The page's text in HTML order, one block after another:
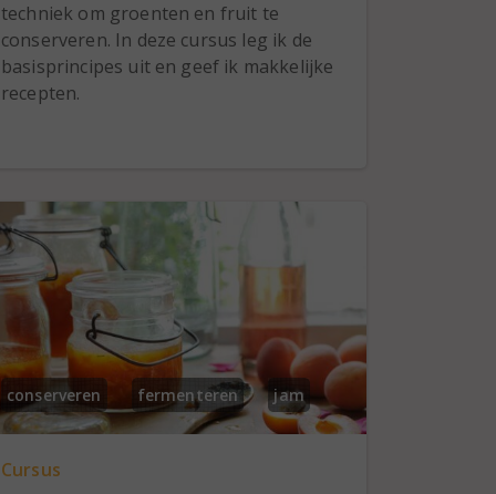
techniek om groenten en fruit te
conserveren. In deze cursus leg ik de
basisprincipes uit en geef ik makkelijke
recepten.
conserveren fermenteren jam
Cursus